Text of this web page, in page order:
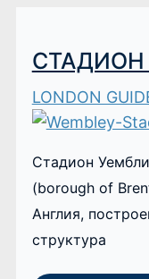
СТАДИОН
LONDON
Стадион
(borough of
Англия,
структура